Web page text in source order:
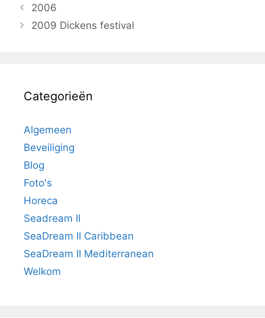
2006
2009 Dickens festival
Categorieën
Algemeen
Beveiliging
Blog
Foto's
Horeca
Seadream II
SeaDream II Caribbean
SeaDream II Mediterranean
Welkom